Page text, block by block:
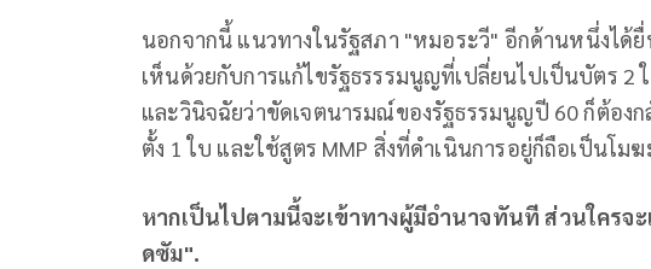
นอกจากนี้ แนวทางในรัฐสภา "หมอระวี" อีกด้านหนึ่งได้ยื่
เห็นด้วยกับการแก้ไขรัฐธรรรมนูญที่เปลี่ยนไปเป็นบัตร 2
และวินิจฉัยว่าขัดเจตนารมณ์ของรัฐธรรมนูญปี 60 ก็ต้อง
ตั้ง 1 ใบ และใช้สูตร MMP สิ่งที่ดำเนินการอยู่ก็ถือเป็นโม
หากเป็นไปตามนี้จะเข้าทางผู้มีอำนาจทันที ส่วนใครจะ
ดซัม".